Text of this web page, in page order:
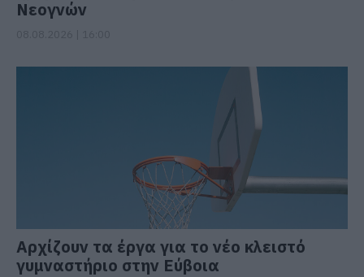
Νεογνών
Αρχίζουν τα έργα για το νέο κλειστό
γυμναστήριο στην Εύβοια